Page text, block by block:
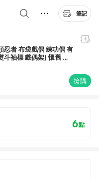
筆記
忍者 布袋戲偶 練功偶 有
斗袖標 戲偶架) 懷舊 表
搶購
6點